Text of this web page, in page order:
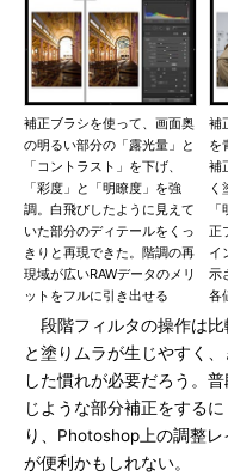
補正ブラシを使って、画面奥
の明るい部分の「露光量」と
「コントラスト」を下げ、
「彩度」と「明瞭度」を強
調。白飛びしたように見えて
いた部分のディテールをくっ
きりと再現できた。階調の再
現域が広いRAWデータのメリ
ットをフルに引き出せる
補
を
補
く
正
イ
示
各
段階フィルタの操作は比
と塗りムラが生じやすく
した慣れが必要だろう。
じような部分補正をする
り、Photoshop上の調整
が便利かもしれない。